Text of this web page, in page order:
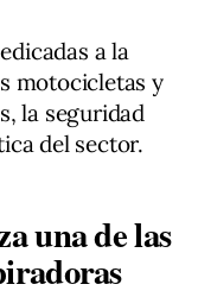
a la
motocicletas y
la seguridad
del sector.
una de las